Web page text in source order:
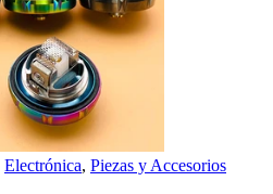
Electrónica, Piezas y Accesorios